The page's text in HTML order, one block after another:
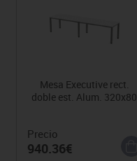
Mesa Executive rect.
doble est. Alum. 320x80
Precio
940.36€